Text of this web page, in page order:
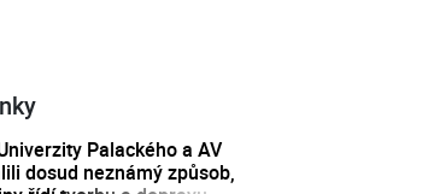
Palackého a AV
dosud neznámý způsob,